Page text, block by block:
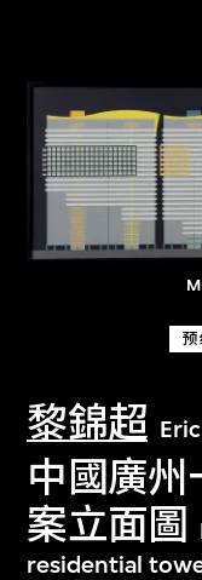
预
黎錦超
中國廣
案立面圖
residential
进一步筛
探索世界顶
文化藏品。